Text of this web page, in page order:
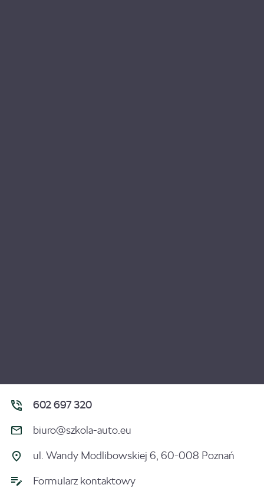
602 697 320
biuro@szkola-auto.eu
ul. Wandy Modlibowskiej 6, 60-008 Poznań
Formularz kontaktowy